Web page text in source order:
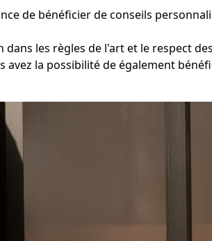
de bénéficier de conseils
les règles de l'art et le respect
la possibilité de également